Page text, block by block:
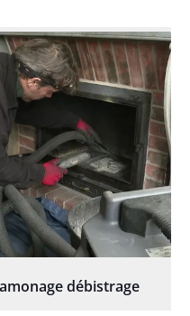
débistrage
Intervention très efficace
pour le ramonage débistrage
de ma cheminée. Le tirage
est nettement meilleur et
plus aucune odeur. Travail
propre et rapide.